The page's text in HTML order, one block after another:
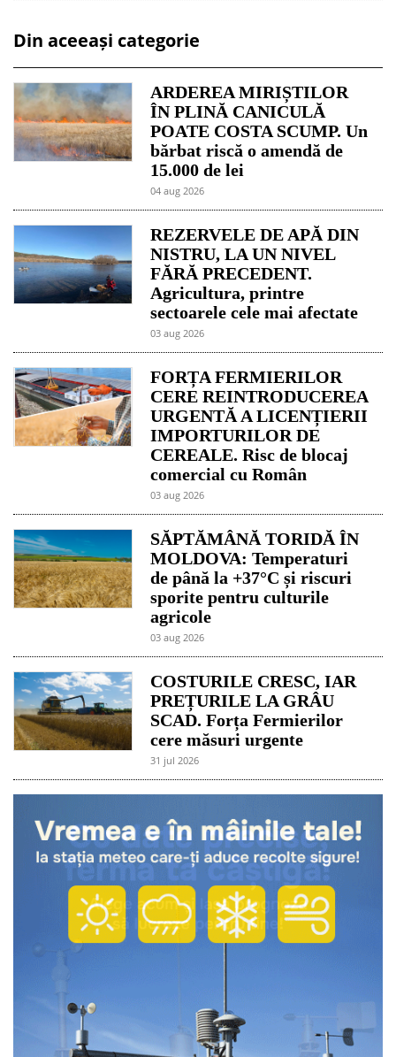
Din aceeași categorie
ARDEREA MIRIȘTILOR
ÎN PLINĂ CANICULĂ
POATE COSTA SCUMP. Un
bărbat riscă o amendă de
15.000 de lei
04 aug 2026
REZERVELE DE APĂ DIN
NISTRU, LA UN NIVEL
FĂRĂ PRECEDENT.
Agricultura, printre
sectoarele cele mai afectate
03 aug 2026
FORȚA FERMIERILOR
CERE REINTRODUCEREA
URGENTĂ A LICENȚIERII
IMPORTURILOR DE
CEREALE. Risc de blocaj
comercial cu Român
03 aug 2026
SĂPTĂMÂNĂ TORIDĂ ÎN
MOLDOVA: Temperaturi
de până la +37°C și riscuri
sporite pentru culturile
agricole
03 aug 2026
COSTURILE CRESC, IAR
PREȚURILE LA GRÂU
SCAD. Forța Fermierilor
cere măsuri urgente
31 jul 2026